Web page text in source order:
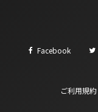
Facebook
ご利用規約